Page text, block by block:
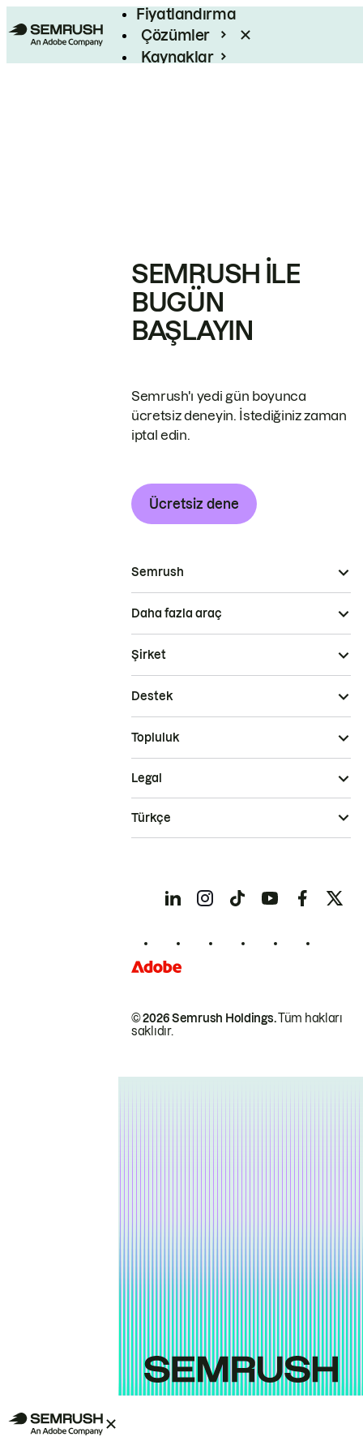
Fiyatlandırma
Çözümler
Kaynaklar
SEMRUSH ILE
BUGÜN
BAŞLAYIN
Semrush'ı yedi gün boyunca
ücretsiz deneyin. İstediğiniz zaman
iptal edin.
Ücretsiz dene
Semrush
Daha fazla araç
Şirket
Destek
Topluluk
© 2026 Semrush Holdings.Tüm hakları
saklıdır.
Legal
Türkçe